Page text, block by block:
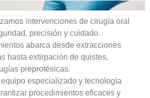
intervenciones de cirugía oral
precisión y cuidado.
abarca desde extracciones
hasta extirpación de quistes,
preprotésicas.
especializado y tecnología
procedimientos eficaces y